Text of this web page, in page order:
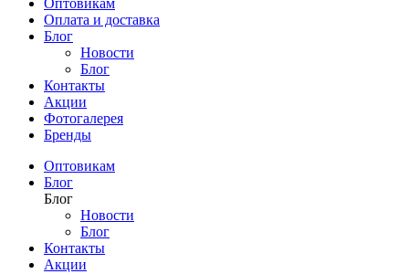
Оптовикам
Оплата и доставка
Блог
Новости
Блог
Контакты
Акции
Фотогалерея
Бренды
Оптовикам
Блог
Блог
Новости
Блог
Контакты
Акции